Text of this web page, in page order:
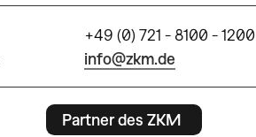
+49 (0) 721 - 8100 - 1200
info@zkm.de
Partner des ZKM